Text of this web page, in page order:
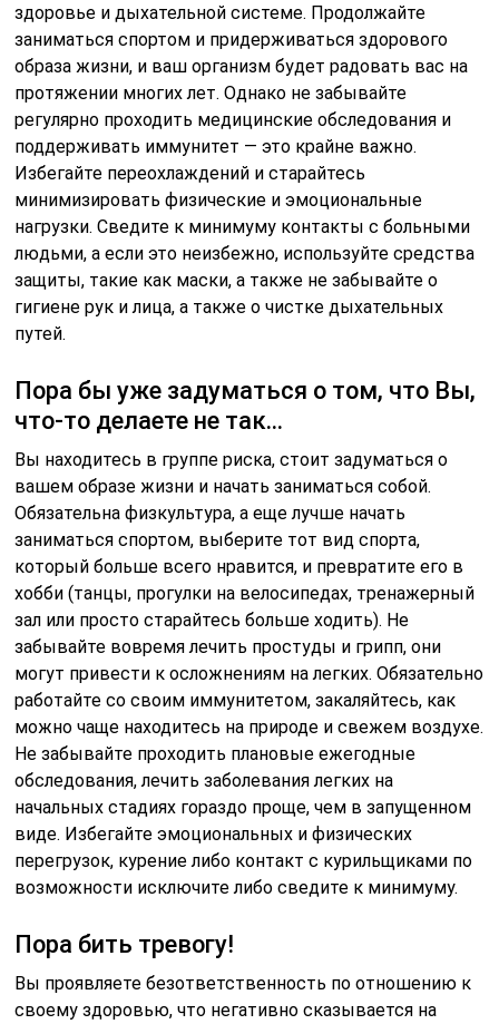
здоровье и дыхательной системе. Продолжайте
заниматься спортом и придерживаться здорового
образа жизни, и ваш организм будет радовать вас на
протяжении многих лет. Однако не забывайте
регулярно проходить медицинские обследования и
поддерживать иммунитет — это крайне важно.
Избегайте переохлаждений и старайтесь
минимизировать физические и эмоциональные
нагрузки. Сведите к минимуму контакты с больными
людьми, а если это неизбежно, используйте средства
защиты, такие как маски, а также не забывайте о
гигиене рук и лица, а также о чистке дыхательных
путей.
Пора бы уже задуматься о том, что Вы,
что-то делаете не так…
Вы находитесь в группе риска, стоит задуматься о
вашем образе жизни и начать заниматься собой.
Обязательна физкультура, а еще лучше начать
заниматься спортом, выберите тот вид спорта,
который больше всего нравится, и превратите его в
хобби (танцы, прогулки на велосипедах, тренажерный
зал или просто старайтесь больше ходить). Не
забывайте вовремя лечить простуды и грипп, они
могут привести к осложнениям на легких. Обязательно
работайте со своим иммунитетом, закаляйтесь, как
можно чаще находитесь на природе и свежем воздухе.
Не забывайте проходить плановые ежегодные
обследования, лечить заболевания легких на
начальных стадиях гораздо проще, чем в запущенном
виде. Избегайте эмоциональных и физических
перегрузок, курение либо контакт с курильщиками по
возможности исключите либо сведите к минимуму.
Пора бить тревогу!
Вы проявляете безответственность по отношению к
своему здоровью, что негативно сказывается на